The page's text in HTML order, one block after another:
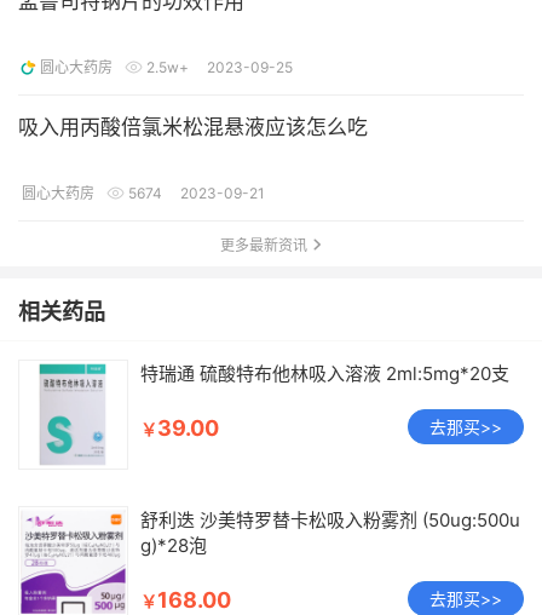
圆心大药房 2.5w+ 2023-09-25
吸入用丙酸倍氯米松混悬液应该怎么吃
圆心大药房 5674 2023-09-21
更多最新资讯
相关药品
特瑞通 硫酸特布他林吸入溶液 2ml:5mg*20支
￥39.00 去那买>>
舒利迭 沙美特罗替卡松吸入粉雾剂 (50ug:500u
g)*28泡
￥168.00 去那买>>